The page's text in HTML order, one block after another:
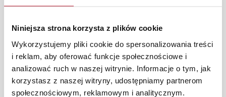
Niniejsza strona korzysta z plików cookie
Wykorzystujemy pliki cookie do spersonalizowania treści
i reklam, aby oferować funkcje społecznościowe i
analizować ruch w naszej witrynie. Informacje o tym, jak
korzystasz z naszej witryny, udostępniamy partnerom
społecznościowym, reklamowym i analitycznym.
wysokiej jakości materiałów, oferują trwałość i
subtelne detale i estetyczny design sprawiają, że są
zarówno praktyczne, jak i stylowe, tworząc harmonijną
przestrzeń w Twojej kuchni.
Cena szafki nie obejmuje cokołu. Cokół można dokupić
dodatkowo, kliknij i zobacz